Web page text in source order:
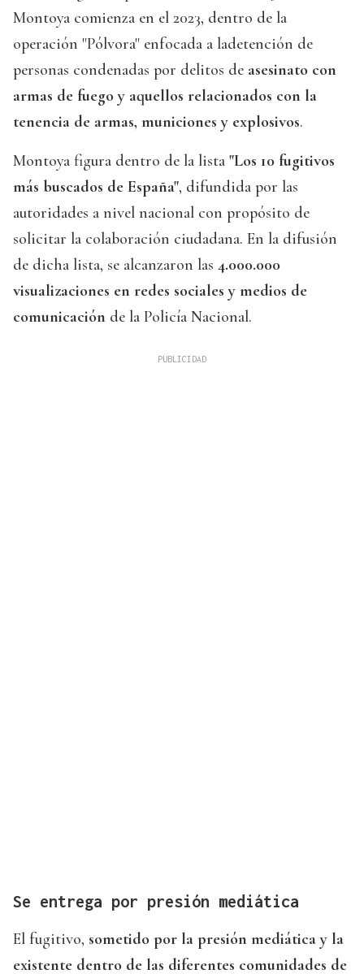
Montoya comienza en el 2023, dentro de la
operación "Pólvora" enfocada a ladetención de
personas condenadas por delitos de asesinato con
armas de fuego y aquellos relacionados con la
tenencia de armas, municiones y explosivos.
Montoya figura dentro de la lista "Los 10 fugitivos
más buscados de España", difundida por las
autoridades a nivel nacional con propósito de
solicitar la colaboración ciudadana. En la difusión
de dicha lista, se alcanzaron las 4.000.000
visualizaciones en redes sociales y medios de
comunicación de la Policía Nacional.
Se entrega por presión mediática
El fugitivo, sometido por la presión mediática y la
existente dentro de las diferentes comunidades de